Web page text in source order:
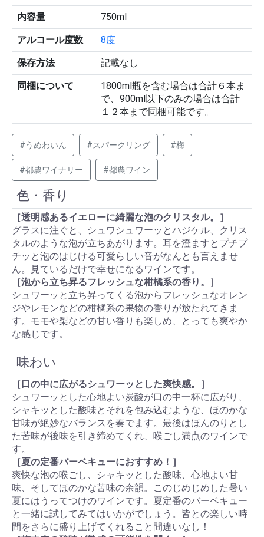
内容量 750ml
アルコール度数 8度
保存方法 記載なし
同梱について
1800ml瓶を含む場合は合計６本ま
で、900ml以下のみの場合は合計
１２本まで同梱可能です。
#うめわいん #スパークリング #梅
#都農ワイナリー #都農ワイン
色・香り
［透明感あるイエローに綺麗な泡のクリスタル。］
グラスに注ぐと、シュワシュワーッとハジケル、クリス
タルのような泡が立ちあがります。耳を澄ますとプチプ
チッと泡のはじける可愛らしい音がなんとも言えませ
ん。見ているだけで幸せになるワインです。
［泡から立ち昇るフレッシュな柑橘系の香り。］
シュワーッと立ち昇ってくる泡からフレッシュなオレン
ジやレモンなどの柑橘系の果物の香りが放たれてきま
す。モモや梨などの甘い香りも楽しめ、とっても爽やか
な感じです。
味わい
［口の中に広がるシュワーッとした爽快感。］
シュワーッとした心地よい炭酸が口の中一杯に広がり、
シャキッとした酸味とそれを包み込むような、ほのかな
甘味が絶妙なバランスを奏でます。最後はほんのりとし
た苦味が後味を引き締めてくれ、喉ごし満点のワインで
す。
［夏の定番バーベキューにおすすめ！］
爽快な泡の喉ごし、シャキッとした酸味、心地よい甘
味、そしてほのかな苦味の余韻。このじめじめした暑い
夏にはうってつけのワインです。夏定番のバーベキュー
と一緒に試してみてはいかがでしょう。皆との楽しい時
間をさらに盛り上げてくれること間違いなし！